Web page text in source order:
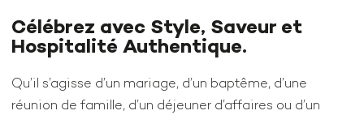
Célébrez avec Style, Saveur et
Hospitalité Authentique.
Qu’il s’agisse d’un mariage, d’un baptême, d’une
réunion de famille, d’un déjeuner d’affaires ou d’un